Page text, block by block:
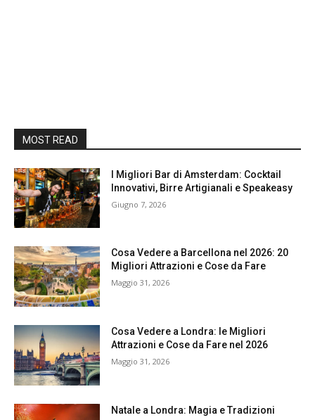
MOST READ
I Migliori Bar di Amsterdam: Cocktail
Innovativi, Birre Artigianali e Speakeasy
Giugno 7, 2026
Cosa Vedere a Barcellona nel 2026: 20
Migliori Attrazioni e Cose da Fare
Maggio 31, 2026
Cosa Vedere a Londra: le Migliori
Attrazioni e Cose da Fare nel 2026
Maggio 31, 2026
Natale a Londra: Magia e Tradizioni